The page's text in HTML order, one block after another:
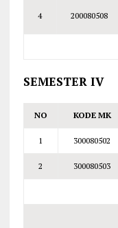
4 200080508
SEMESTER IV
NO KODE MK
1 300080502
2 300080503